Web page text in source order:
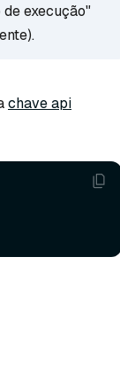
execução"
chave api